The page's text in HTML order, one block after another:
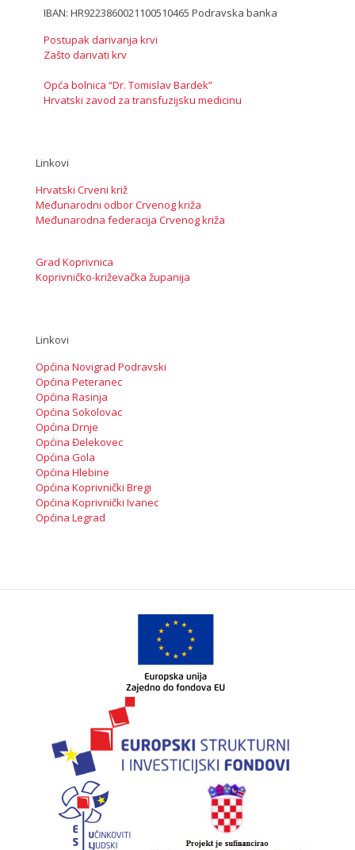
IBAN: HR9223860021100510465 Podravska banka
Postupak darivanja krvi
Zašto darivati krv
Opća bolnica “Dr. Tomislav Bardek”
Hrvatski zavod za transfuzijsku medicinu
Linkovi
Hrvatski Crveni križ
Međunarodni odbor Crvenog križa
Međunarodna federacija Crvenog križa
Grad Koprivnica
Koprivničko-križevačka županija
Linkovi
Općina Novigrad Podravski
Općina Peteranec
Općina Rasinja
Općina Sokolovac
Općina Drnje
Općina Đelekovec
Općina Gola
Općina Hlebine
Općina Koprivnički Bregi
Općina Koprivnički Ivanec
Općina Legrad